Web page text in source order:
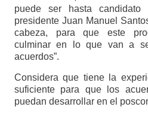
puede ser hasta
presidente Juan Manuel
cabeza, para que este
culminar en lo que van a
acuerdos”.
Considera que tiene la
suficiente para que los
puedan desarrollar en el